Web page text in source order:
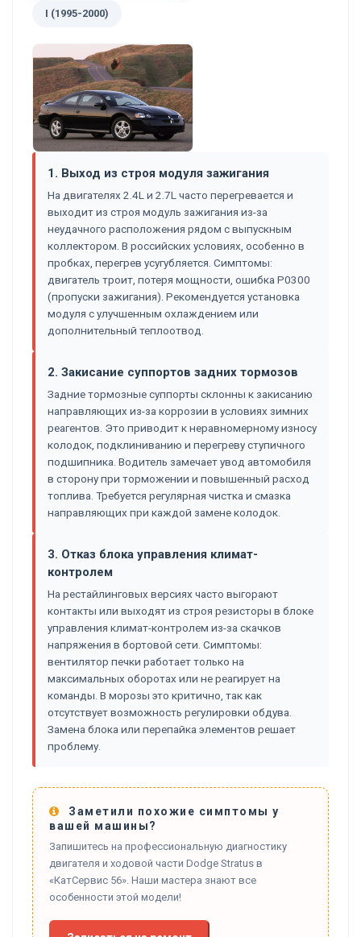
I (1995-2000)
1. Выход из строя модуля зажигания
На двигателях 2.4L и 2.7L часто перегревается и
выходит из строя модуль зажигания из-за
неудачного расположения рядом с выпускным
коллектором. В российских условиях, особенно в
пробках, перегрев усугубляется. Симптомы:
двигатель троит, потеря мощности, ошибка P0300
(пропуски зажигания). Рекомендуется установка
модуля с улучшенным охлаждением или
дополнительный теплоотвод.
2. Закисание суппортов задних тормозов
Задние тормозные суппорты склонны к закисанию
направляющих из-за коррозии в условиях зимних
реагентов. Это приводит к неравномерному износу
колодок, подклиниванию и перегреву ступичного
подшипника. Водитель замечает увод автомобиля
в сторону при торможении и повышенный расход
топлива. Требуется регулярная чистка и смазка
направляющих при каждой замене колодок.
3. Отказ блока управления климат-
контролем
На рестайлинговых версиях часто выгорают
контакты или выходят из строя резисторы в блоке
управления климат-контролем из-за скачков
напряжения в бортовой сети. Симптомы:
вентилятор печки работает только на
максимальных оборотах или не реагирует на
команды. В морозы это критично, так как
отсутствует возможность регулировки обдува.
Замена блока или перепайка элементов решает
проблему.
Заметили похожие симптомы у
вашей машины?
Запишитесь на профессиональную диагностику
двигателя и ходовой части Dodge Stratus в
«КатСервис 56». Наши мастера знают все
особенности этой модели!